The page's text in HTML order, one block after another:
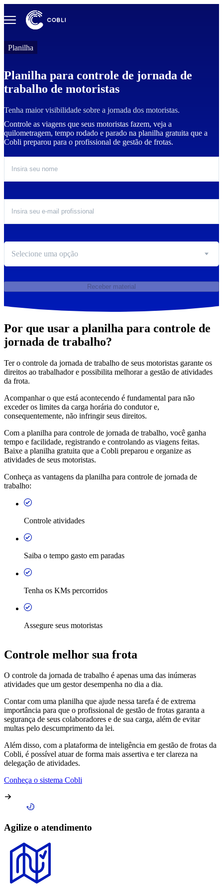
Planilha
Planilha para controle de jornada de
trabalho de motoristas
Tenha maior visibilidade sobre a jornada dos motoristas.
Controle as viagens que seus motoristas fazem, veja a
quilometragem, tempo rodado e parado na planilha gratuita que a
Cobli preparou para o profissional de gestão de frotas.
Selecione uma opção
Receber material
Por que usar a planilha para controle de
jornada de trabalho?
Ter o controle da jornada de trabalho de seus motoristas garante os
direitos ao trabalhador e possibilita melhorar a gestão de atividades
da frota.
Acompanhar o que está acontecendo é fundamental para não
exceder os limites da carga horária do condutor e,
consequentemente, não infringir seus direitos.
Com a planilha para controle de jornada de trabalho, você ganha
tempo e facilidade, registrando e controlando as viagens feitas.
Baixe a planilha gratuita que a Cobli preparou e organize as
atividades de seus motoristas.
Conheça as vantagens da planilha para controle de jornada de
trabalho:
Controle atividades
Saiba o tempo gasto em paradas
Tenha os KMs percorridos
Assegure seus motoristas
Controle melhor sua frota
O controle da jornada de trabalho é apenas uma das inúmeras
atividades que um gestor desempenha no dia a dia.
Contar com uma planilha que ajude nessa tarefa é de extrema
importância para que o profissional de gestão de frotas garanta a
segurança de seus colaboradores e de sua carga, além de evitar
multas pelo descumprimento da lei.
Além disso, com a plataforma de inteligência em gestão de frotas da
Cobli, é possível atuar de forma mais assertiva e ter clareza na
delegação de atividades.
Conheça o sistema Cobli
Agilize o atendimento